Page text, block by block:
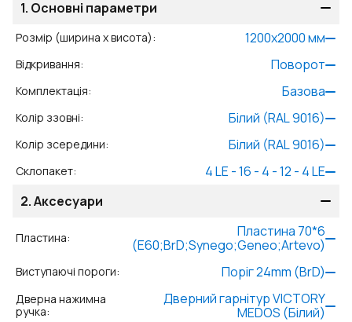
1. Основні параметри
Розмір (ширина x висота): 1200x2000мм
Відкривання: Поворот
Комплектація: Базова
Колір ззовні: Білий (RAL 9016)
Колір зсередини: Білий (RAL 9016)
Склопакет:
4 LE - 16 - 4 - 12 - 4 LE
2.Аксесуари
Пластина:
Пластина 70*6
(E60;BrD;Synego;Geneo;Artevo)
Виступаючі пороги: Поріг 24mm (BrD)
Дверна нажимна
ручка:
Дверний гарнітур VICTORY
MEDOS (Білий)